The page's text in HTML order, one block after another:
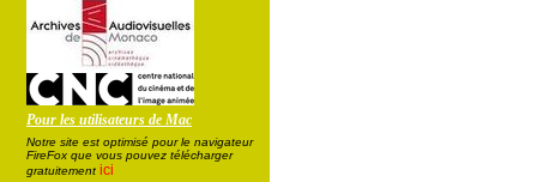
Pour les utilisateurs de Mac
Notre site est optimisé pour le navigateur
FireFox que vous pouvez télécharger
gratuitement ici